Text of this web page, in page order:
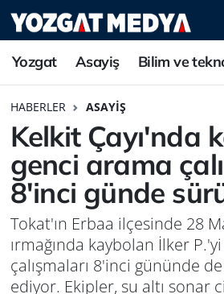
Yozgat Asayiş Bilim ve
HABERLER ASAYIŞ
Kelkit Çayı'nda
genci arama
8'inci günde
Tokat'ın Erbaa ilçesinde 28
ırmağında kaybolan İlker
çalışmaları 8'inci gününde de
ediyor. Ekipler, su altı sonar